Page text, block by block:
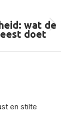
wat de
doet
en stilte